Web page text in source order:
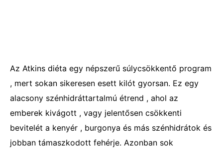
Az Atkins diéta egy népszerű súlycsökkentő program
, mert sokan sikeresen esett kilót gyorsan. Ez egy
alacsony szénhidráttartalmú étrend , ahol az
emberek kivágott , vagy jelentősen csökkenti
bevitelét a kenyér , burgonya és más szénhidrátok és
jobban támaszkodott fehérje. Azonban sok